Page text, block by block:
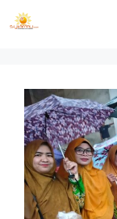
Langsung
ke